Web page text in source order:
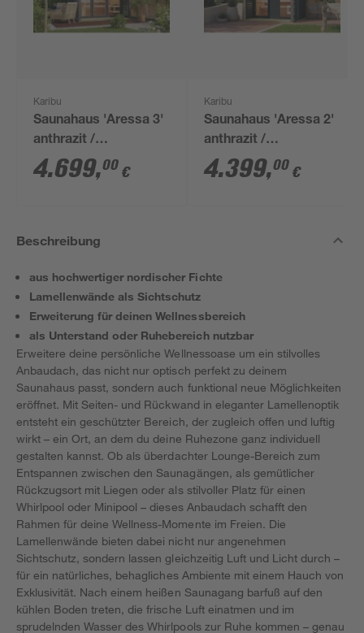
Karibu
Saunahaus 'Aressa 3'
anthrazit /
graualuminium Ofen 9
kW Bio externe
4.699,00 €
Karibu
Saunahaus 'Aressa 2'
anthrazit /
graualuminium Ofen 9
kW Bio externe
4.399,00 €
Beschreibung
aus hochwertiger nordischer Fichte
Lamellenwände als Sichtschutz
Erweiterung für deinen Wellnessbereich
als Unterstand oder Ruhebereich nutzbar
Erweitere deine persönliche Wellnessoase um ein stilvolles
Anbaudach, das nicht nur optisch perfekt zu deinem
Saunahaus passt, sondern auch funktional neue Möglichkeiten
eröffnet. Mit Seiten- und Rückwand in eleganter Lamellenoptik
entsteht ein geschützter Bereich, der zugleich offen und luftig
wirkt – ein Ort, an dem du deine Ruhezone ganz individuell
gestalten kannst. Ob als überdachter Lounge-Bereich zum
Entspannen zwischen den Saunagängen, als gemütlicher
Rückzugsort mit Liegen oder als stilvoller Platz für einen
Whirlpool oder Minipool – dieses Anbaudach schafft den
Rahmen für deine Wellness-Momente im Freien. Die
Lamellenwände bieten dabei nicht nur angenehmen
Sichtschutz, sondern lassen gleichzeitig Luft und Licht durch –
für ein natürliches, behagliches Ambiente mit einem Hauch von
Exklusivität. Nach einem heißen Saunagang barfuß auf den
kühlen Boden treten, die frische Luft einatmen und im
sprudelnden Wasser des Whirlpools zur Ruhe kommen – genau